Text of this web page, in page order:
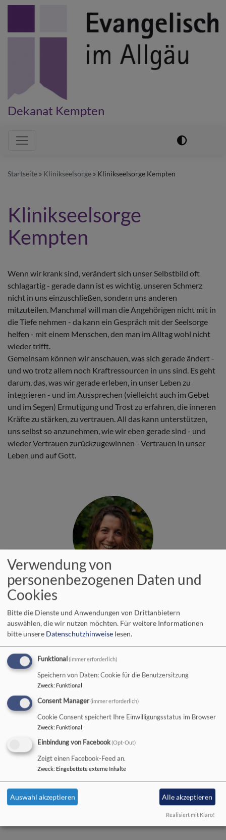
Direkt
Inhalt
Dekanat Kempten
Hauptnavigation
Startseite Klinikseelsorge Klinikseelsorge Kempten
Klinikseelsorge
Kempten
Wenn wir krank sind, verändert sich unser Selbstbild oft
schlagartig - gerade dann ist es wichtig, unseren Schmerz
nicht in uns einzuschließen, sondern uns anderen
mitzuteilen. Manchmal will man die Angehörigen nicht mit in
die Tiefe nehmen - da kann ein Gespräch mit der Seelsorge
helfen - mit einem Menschen, den man im Alltag wohl nicht
wieder trifft.
Gemeinsam können wir anschauen, was sich gerade ändert -
und wo trotz allem noch Kraftressourcen in uns sind. Es geht
darum, das, was wir gerade erleben, in unser Leben zu
integrieren - und im Aussprechen (vielleicht auch im Gebet
und im Segen) Ermutigung und Trost zu erfahren, die inneren
Kräfte zu stärken, zu vertrauen. All das kann unterstützen,
uns selbst so anzunehmen, wie wir eben gerade sind - und
wieder Vertrauen zurückzugewinnen - Vertrauen in unser
Leben und auf Gott.
BildrechteHeike Steiger
Heike Steiger, Pfarrerin, Klinikseelsorgerin am Klinikum
Kempten und im Hospiz in Kempten
Tel. 0831 530 33 99
Jutta Schröppel, Pfarrerin, Klinikseelsorgerin am BKH
Kempten undSuizidprävention
jutta.schroeppel@bkh-kempten.de
Verwendung von
personenbezogenen Daten und
Cookies
Bitte die Dienste und Anwendungen von Drittanbietern
auswählen, die wir nutzen möchten. Für weitere Informationen
bitte unsere Datenschutzhinweise lesen.
Funktional (immer erforderlich)
Speichern von Daten: Cookie für die Benutzersitzung
Zweck: Funktional
Consent Manager(immer erforderlich)
Cookie Consent speichert Ihre Einwilligungsstatus im Browser
Zweck: Funktional
Einbindung von Facebook(Opt-Out)
Zeigt einen Facebook-Feed an.
Zweck: Eingebettete externe Inhalte
Auswahl akzeptieren Alle akzeptieren
Realisiert mit Klaro!